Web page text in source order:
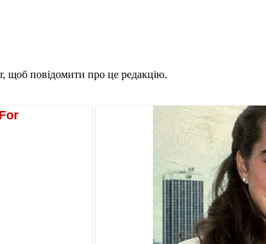
щоб повідомити про це редакцію.